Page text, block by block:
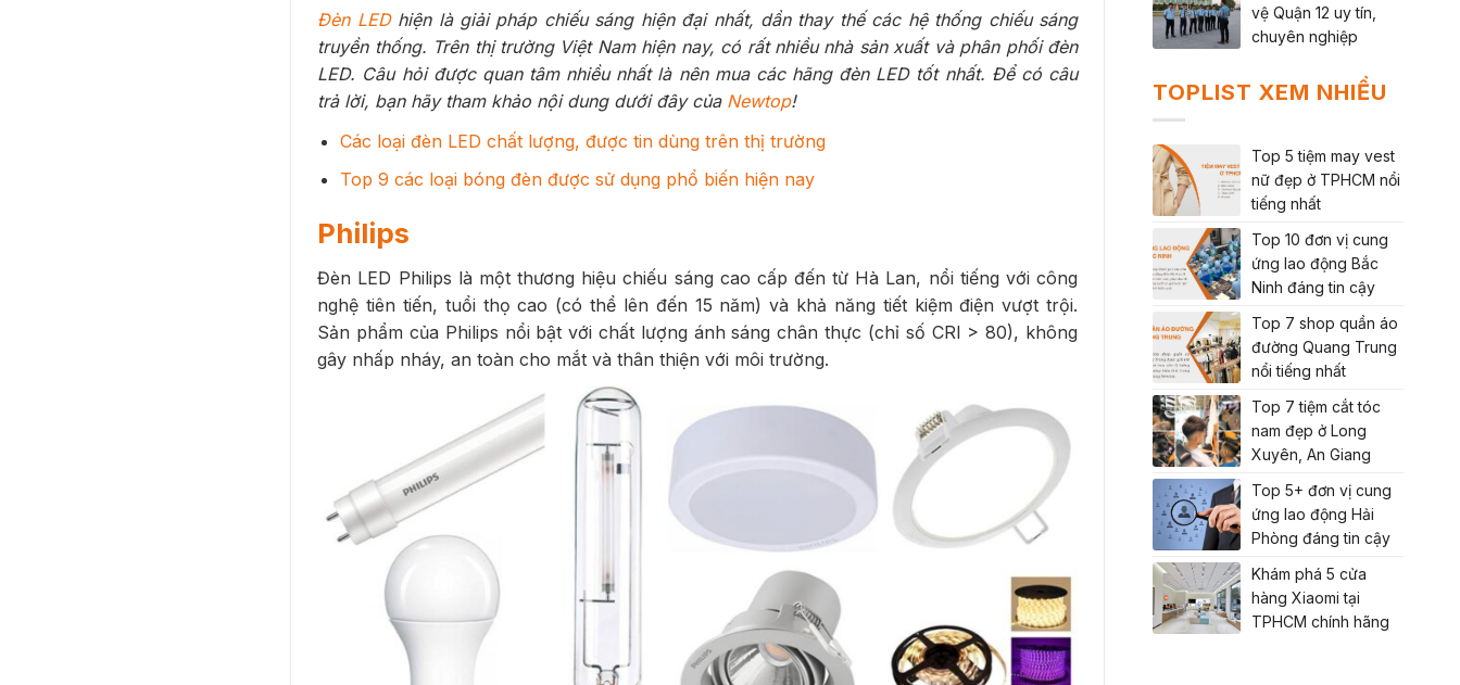
Đèn LEDhiện là giải pháp chiếu sáng hiện đại nhất, dần thay thế các hệ thống chiếu sáng
truyền thống. Trên thị trường Việt Nam hiện nay, có rất nhiều nhà sản xuất và phân phối đèn
LED. Câu hỏi được quan tâm nhiều nhất là nên mua các hãng đèn LED tốt nhất. Để có câu
trả lời, bạn hãy tham khảo nội dung dưới đây của Newtop!
Các loại đèn LED chất lượng, được tin dùng trên thị trường
Top 9 các loại bóng đèn được sử dụng phổ biến hiện nay
Philips
Đèn LED Philips là một thương hiệu chiếu sáng cao cấp đến từ Hà Lan, nổi tiếng với công
nghệ tiên tiến, tuổi thọ cao (có thể lên đến 15 năm) và khả năng tiết kiệm điện vượt trội.
Sản phẩm của Philips nổi bật với chất lượng ánh sáng chân thực (chỉ số CRI > 80), không
gây nhấp nháy, an toàn cho mắt và thân thiện với môi trường.
vệ Quận 12 uy tín,
chuyên nghiệp
TOPLIST XEM NHIỀU
Top 5 tiệm may vest
nữ đẹp ở TPHCM nổi
tiếng nhất
Top 10 đơn vị cung
ứng lao động Bắc
Ninh đáng tin cậy
Top 7 shop quần áo
đường Quang Trung
nổi tiếng nhất
Top 7 tiệm cắt tóc
nam đẹp ở Long
Xuyên, An Giang
Top 5+ đơn vị cung
ứng lao động Hải
Phòng đáng tin cậy
Khám phá 5 cửa
hàng Xiaomi tại
TPHCM chính hãng